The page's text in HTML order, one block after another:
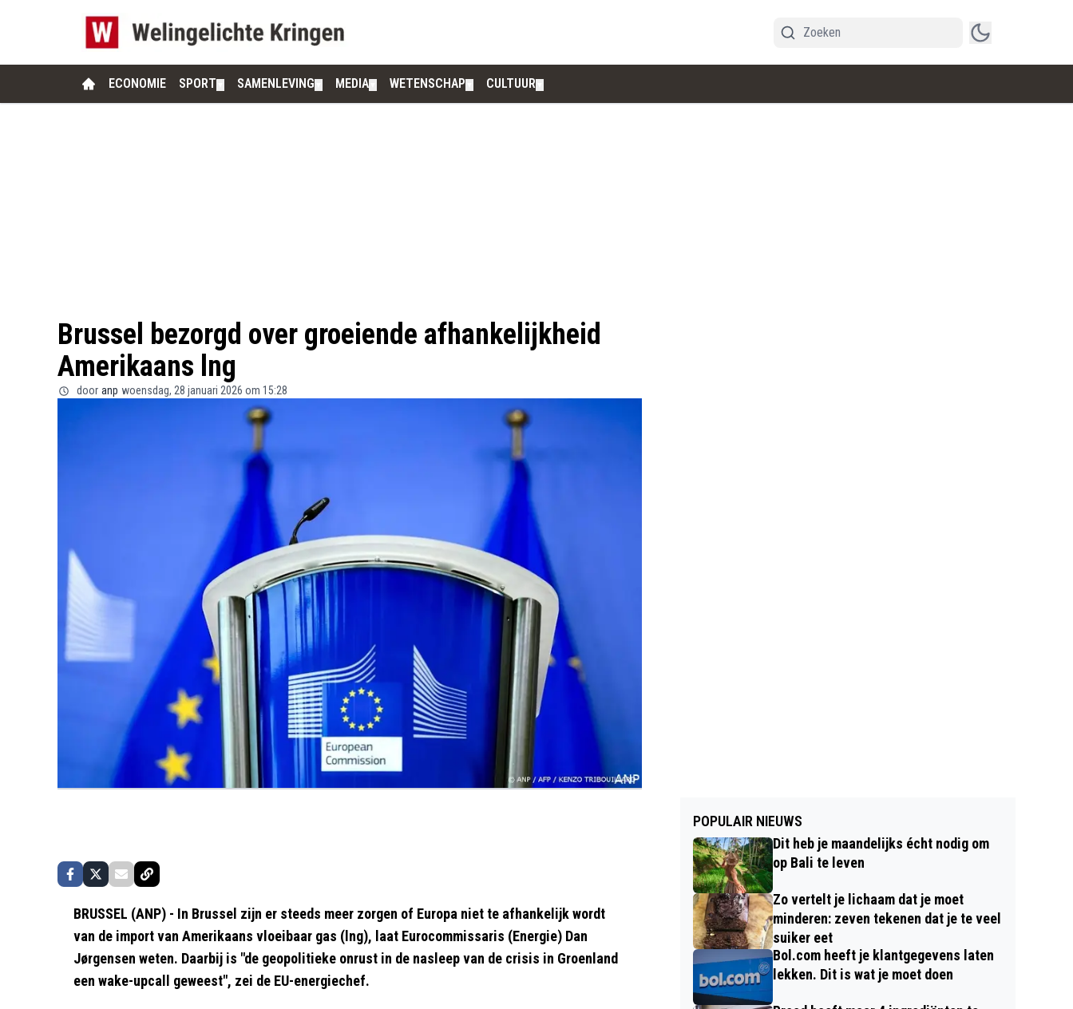
ECONOMIE SPORT SAMENLEVING MEDIA WETENSCHAP CULTUUR
Brussel bezorgd over groeiende afhankelijkheid
Amerikaans lng
door anp woensdag, 28 januari 2026 om 15:28
BRUSSEL (ANP) - In Brussel zijn er steeds meer zorgen of Europa niet te afhankelijk wordt
van de import van Amerikaans vloeibaar gas (lng), laat Eurocommissaris (Energie) Dan
Jørgensen weten. Daarbij is "de geopolitieke onrust in de nasleep van de crisis in Groenland
een wake-upcall geweest", zei de EU-energiechef.
POPULAIR NIEUWS
Dit heb je maandelijks écht nodig om
op Bali te leven
Zo vertelt je lichaam dat je moet
minderen: zeven tekenen dat je te veel
suiker eet
Bol.com heeft je klantgegevens laten
lekken. Dit is wat je moet doen